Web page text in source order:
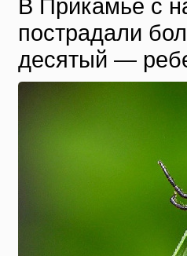
В Прикамье с
пострадали
десятый —